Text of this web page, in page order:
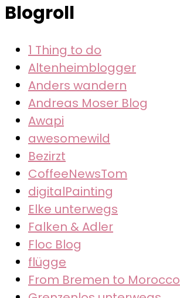
Blogroll
1 Thing to do
Altenheimblogger
Anders wandern
Andreas Moser Blog
Awapi
awesomewild
Bezirzt
CoffeeNewsTom
digitalPainting
Elke unterwegs
Falken & Adler
Floc Blog
flügge
From Bremen to Morocco